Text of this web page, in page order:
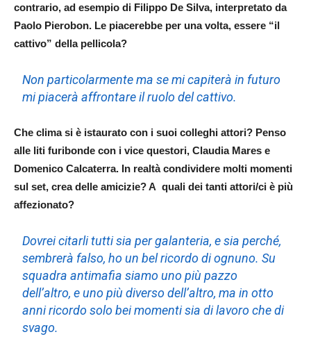
contrario, ad esempio di Filippo De Silva, interpretato da
Paolo Pierobon. Le piacerebbe per una volta, essere “il
cattivo” della pellicola?
Non particolarmente ma se mi capiterà in futuro
mi piacerà affrontare il ruolo del cattivo.
Che clima si è istaurato con i suoi colleghi attori? Penso
alle liti furibonde con i vice questori, Claudia Mares e
Domenico Calcaterra. In realtà condividere molti momenti
sul set, crea delle amicizie? A quali dei tanti attori/ci è più
affezionato?
Dovrei citarli tutti sia per galanteria, e sia perché,
sembrerà falso, ho un bel ricordo di ognuno. Su
squadra antimafia siamo uno più pazzo
dell’altro, e uno più diverso dell’altro, ma in otto
anni ricordo solo bei momenti sia di lavoro che di
svago.